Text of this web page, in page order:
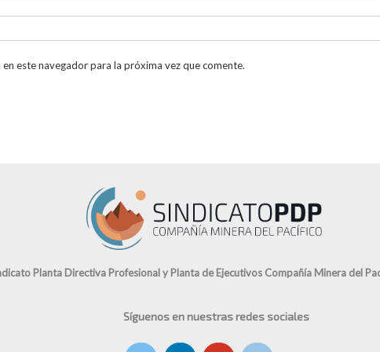
este navegador para la próxima vez que comente.
Planta Directiva Profesional y Planta de Ejecutivos Compañía Minera del
Síguenos en nuestras redes sociales